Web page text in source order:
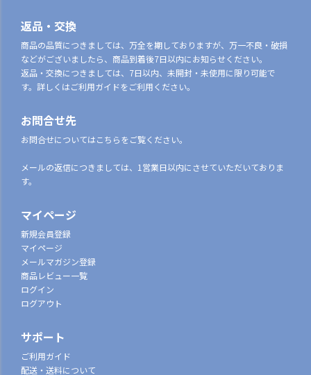
返品・交換
商品の品質につきましては、万全を期しておりますが、万一不良・破損
などがございましたら、商品到着後7日以内にお知らせください。
返品・交換につきましては、7日以内、未開封・未使用に限り可能で
す。詳しくはご利用ガイドをご利用ください。
お問合せ先
お問合せについてはこちらをご覧ください。
メールの返信につきましては、1営業日以内にさせていただいておりま
す。
マイページ
新規会員登録
マイページ
メールマガジン登録
商品レビュー一覧
ログイン
ログアウト
サポート
ご利用ガイド
配送・送料について